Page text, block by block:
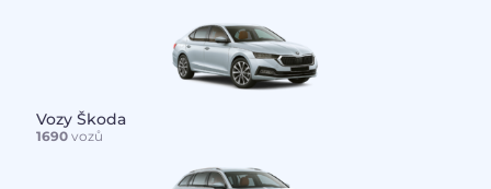
Vozy Škoda
1690vozů